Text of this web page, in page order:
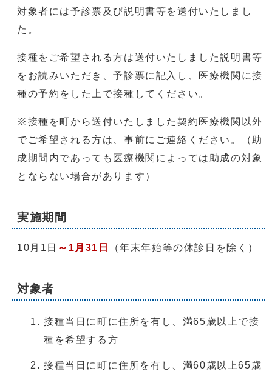
対象者には予診票及び説明書等を送付いたしまし
た。
接種をご希望される方は送付いたしました説明書等
をお読みいただき、予診票に記入し、医療機関に接
種の予約をした上で接種してください。
※接種を町から送付いたしました契約医療機関以外
でご希望される方は、事前にご連絡ください。（助
成期間内であっても医療機関によっては助成の対象
とならない場合があります）
実施期間
10月1日 ～1月31日 （年末年始等の休診日を除く）
対象者
接種当日に町に住所を有し、満65歳以上で接
種を希望する方
接種当日に町に住所を有し、満60歳以上65歳